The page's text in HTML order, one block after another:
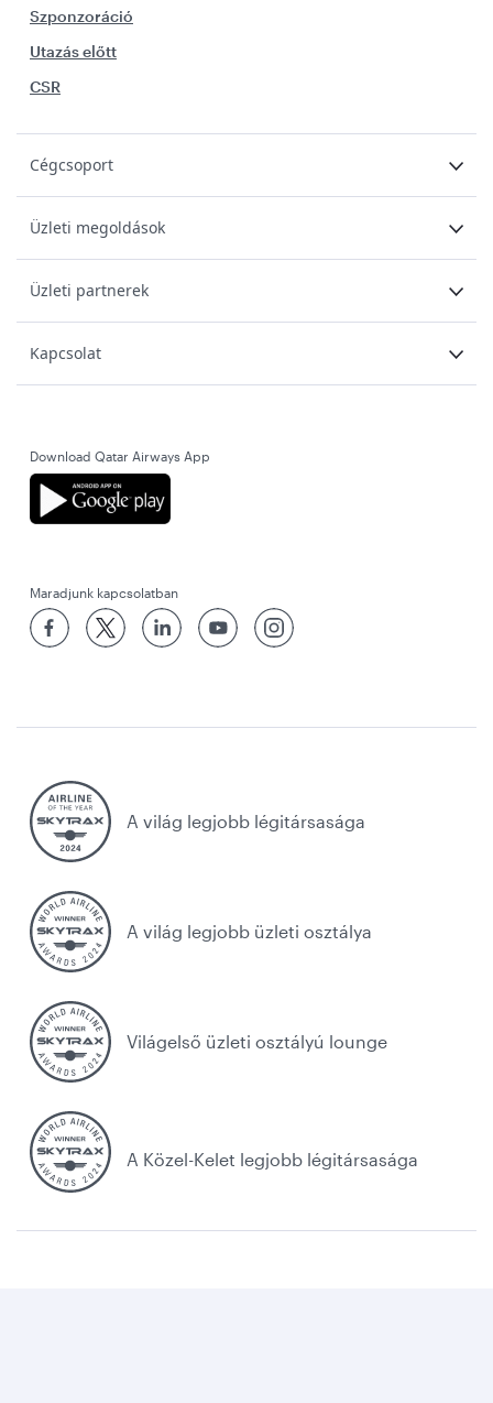
Szponzoráció
Utazás előtt
CSR
Cégcsoport
Üzleti megoldások
Üzleti partnerek
Kapcsolat
Download Qatar Airways App
Maradjunk kapcsolatban
A világ legjobb légitársasága
A világ legjobb üzleti osztálya
Világelső üzleti osztályú lounge
A Közel-Kelet legjobb légitársasága